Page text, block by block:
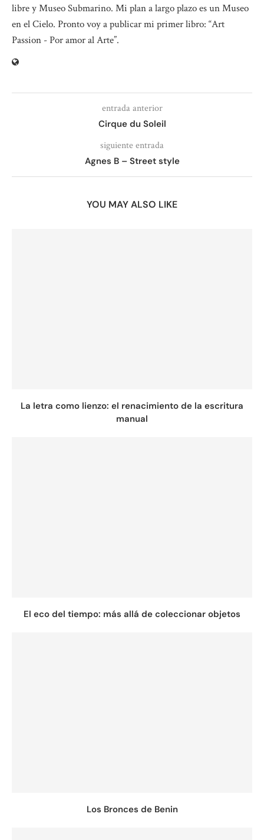
libre y Museo Submarino. Mi plan a largo plazo es un Museo
en el Cielo. Pronto voy a publicar mi primer libro: “Art
Passion - Por amor al Arte”.
entrada anterior
Cirque du Soleil
siguiente entrada
Agnes B – Street style
YOU MAY ALSO LIKE
La letra como lienzo: el renacimiento de la escritura
manual
El eco del tiempo: más allá de coleccionar objetos
Los Bronces de Benin